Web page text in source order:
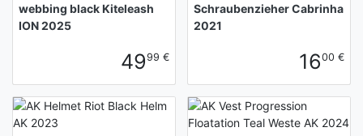
webbing black Kiteleash
ION 2025
4999 €
Schraubenzieher Cabrinha
2021
1600 €